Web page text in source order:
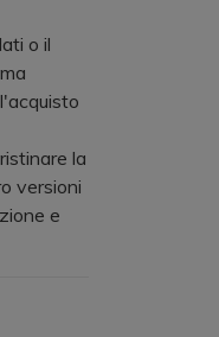
o il
la
versioni
e